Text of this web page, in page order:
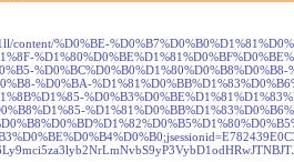
content/%D0%BE-
%D0%BA-